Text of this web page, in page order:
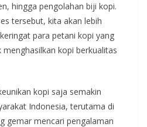
hingga pengolahan biji kopi.
tersebut, kita akan lebih
para petani kopi yang
kopi berkualitas
kopi saja semakin
Indonesia, terutama di
gemar mencari pengalaman